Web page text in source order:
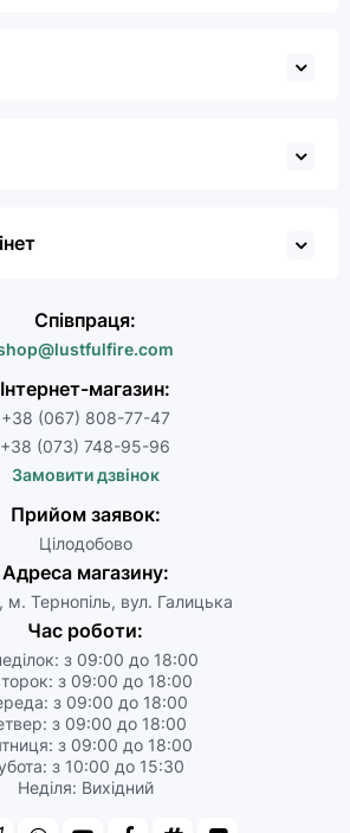
Співпраця:
Інтернет-магазин:
+38 (067) 808-77-47
+38 (073) 748-95-96
Замовити дзвінок
Прийом заявок:
Цілодобово
Адреса магазину:
м. Тернопіль, вул. Галицька
Час роботи:
з 09:00 до 18:00
з 09:00 до 18:00
з 09:00 до 18:00
з 09:00 до 18:00
з 09:00 до 18:00
з 10:00 до 15:30
Неділя: Вихідний